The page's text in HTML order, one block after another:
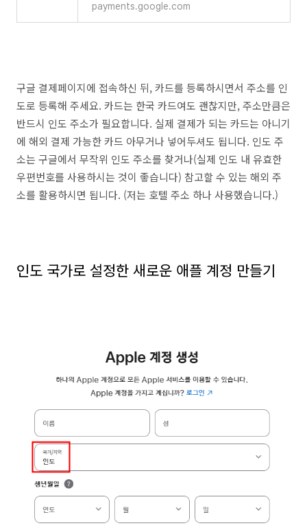
payments.google.com
구글 결제페이지에 접속하신 뒤, 카드를 등록하시면서 주소를 인
도로 등록해 주세요. 카드는 한국 카드여도 괜찮지만, 주소만큼은
반드시 인도 주소가 필요합니다. 실제 결제가 되는 카드는 아니기
에 해외 결제 가능한 카드 아무거나 넣어두셔도 됩니다. 인도 주
소는 구글에서 무작위 인도 주소를 찾거나(실제 인도 내 유효한
우편번호를 사용하시는 것이 좋습니다) 참고할 수 있는 해외 주
소를 활용하시면 됩니다. (저는 호텔 주소 하나 사용했습니다.)
인도 국가로 설정한 새로운 애플 계정 만들기